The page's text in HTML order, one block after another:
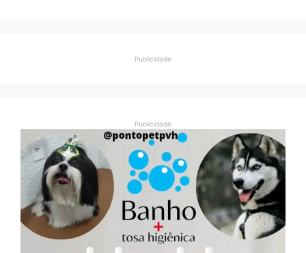
Publicidade
Publicidade